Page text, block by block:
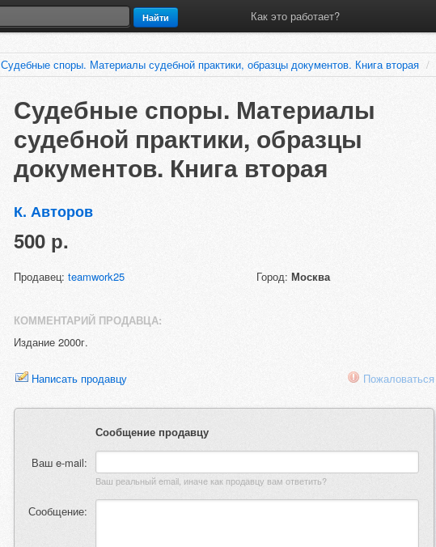
Найти Как это работает?
Судебные споры. Материалы судебной практики, образцы документов. Книга вторая /
Судебные споры. Материалы
судебной практики, образцы
документов. Книга вторая
К. Авторов
500 р.
Продавец: teamwork25 Город: Москва
КОММЕНТАРИЙ ПРОДАВЦА:
Издание 2000г.
Написать продавцу Пожаловаться
Сообщение продавцу
Ваш e-mail:
Ваш реальный email, иначе как продавцу вам ответить?
Сообщение: